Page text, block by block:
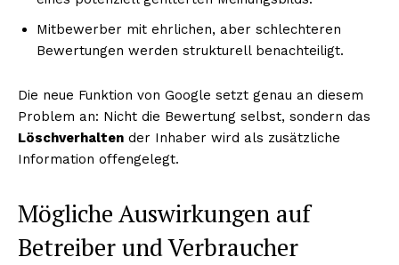
Mitbewerber mit ehrlichen, aber schlechteren
Bewertungen werden strukturell benachteiligt.
Die neue Funktion von Google setzt genau an diesem
Problem an: Nicht die Bewertung selbst, sondern das
Löschverhalten der Inhaber wird als zusätzliche
Information offengelegt.
Mögliche Auswirkungen auf
Betreiber und Verbraucher